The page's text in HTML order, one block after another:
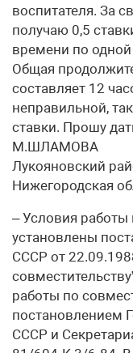
воспитателя. За
получаю 0,5
времени по одной
Общая
составляет 12
неправильной,
ставки. Прошу
М.ШЛАМОВА
Лукояновский
Нижегородская
– Условия работы
установлены
СССР от
работы по
постановлением
СССР и